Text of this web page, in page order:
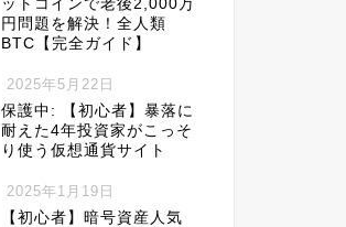
ットコインで老後2,000万
円問題を解決！全人類
BTC【完全ガイド】
2025年5月22日
保護中: 【初心者】暴落に
耐えた4年投資家がこっそ
り使う仮想通貨サイト
2025年1月19日
【初心者】暗号資産人気